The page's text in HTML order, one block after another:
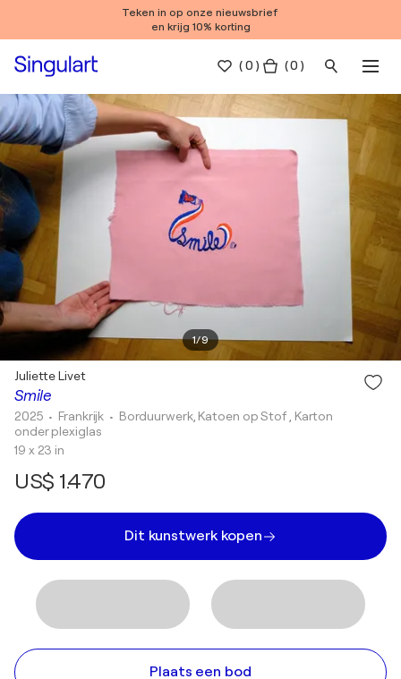
Teken in op onze nieuwsbrief
en krijg 10% korting
(0 ) ( 0 )
1/9
Smile
Juliette Livet
2025 • Frankrijk • Borduurwerk, Katoen op Stof , Karton
onder plexiglas
19 x 23 in
US$ 1.470
Dit kunstwerk kopen
Plaats een bod